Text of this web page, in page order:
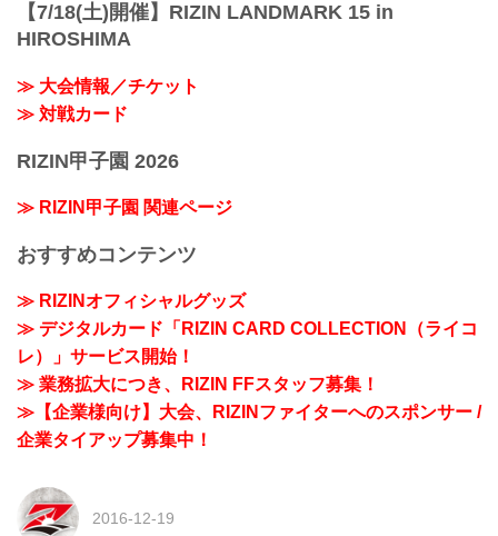
【7/18(土)開催】RIZIN LANDMARK 15 in
HIROSHIMA
≫ 大会情報／チケット
≫ 対戦カード
RIZIN甲子園 2026
≫ RIZIN甲子園 関連ページ
おすすめコンテンツ
≫ RIZINオフィシャルグッズ
≫ デジタルカード「RIZIN CARD COLLECTION（ライコ
レ）」サービス開始！
≫ 業務拡大につき、RIZIN FFスタッフ募集！
≫【企業様向け】大会、RIZINファイターへのスポンサー /
企業タイアップ募集中！
2016-12-19